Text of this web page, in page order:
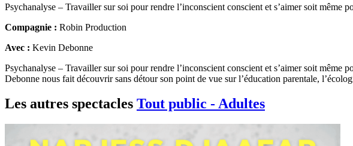
Psychanalyse – Travailler sur soi pour rendre l’inconscient conscient et s’aimer soit même
Compagnie : Robin Production
Avec : Kevin Debonne
Psychanalyse – Travailler sur soi pour rendre l’inconscient conscient et s’aimer soit
Debonne nous fait découvrir sans détour son point de vue sur l’éducation parentale,
Les autres spectacles Tout public - Adultes